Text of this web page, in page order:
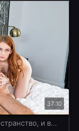
37:10
Знаете, что важно для дружбы? Пространство, и в наших жопах его достаточно